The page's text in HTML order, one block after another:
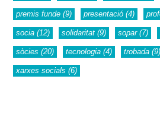
premis funde (9) presentació (4)
socia (12) solidaritat (9) sopar(7)
sòcies (20) tecnologia (4) trobada (9)
xarxes socials (6)